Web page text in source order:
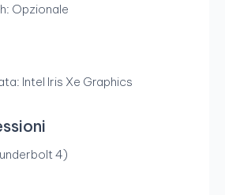
Opzionale
Intel Iris Xe Graphics
4)